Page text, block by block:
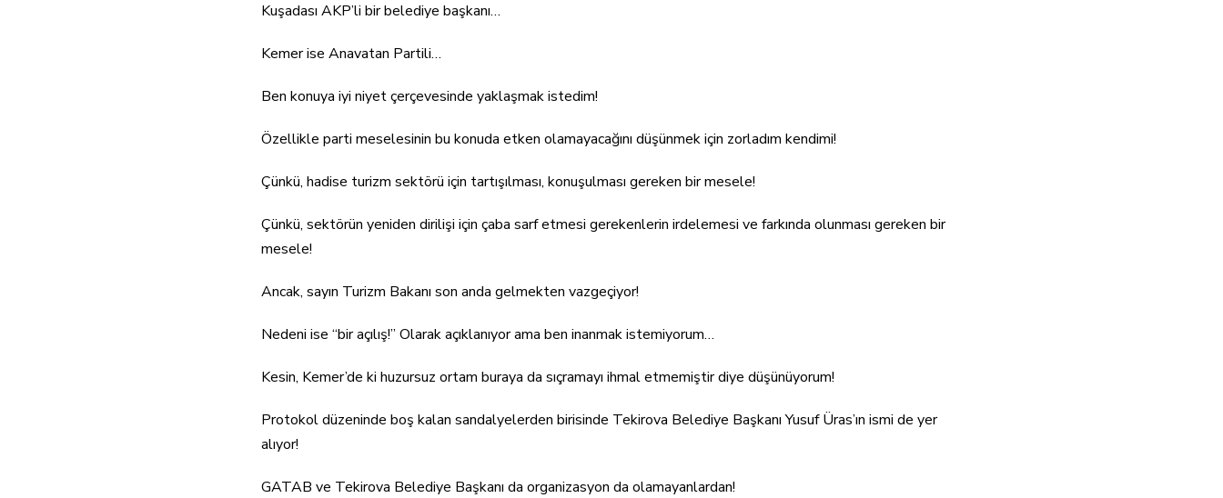
Kuşadası AKP’li bir belediye başkanı…
Kemer ise Anavatan Partili…
Ben konuya iyi niyet çerçevesinde yaklaşmak istedim!
Özellikle parti meselesinin bu konuda etken olamayacağını düşünmek için zorladım kendimi!
Çünkü, hadise turizm sektörü için tartışılması, konuşulması gereken bir mesele!
Çünkü, sektörün yeniden dirilişi için çaba sarf etmesi gerekenlerin irdelemesi ve farkında olunması gereken bir
mesele!
Ancak, sayın Turizm Bakanı son anda gelmekten vazgeçiyor!
Nedeni ise “bir açılış!” Olarak açıklanıyor ama ben inanmak istemiyorum…
Kesin, Kemer’de ki huzursuz ortam buraya da sıçramayı ihmal etmemiştir diye düşünüyorum!
Protokol düzeninde boş kalan sandalyelerden birisinde Tekirova Belediye Başkanı Yusuf Üras’ın ismi de yer
alıyor!
GATAB ve Tekirova Belediye Başkanı da organizasyon da olamayanlardan!